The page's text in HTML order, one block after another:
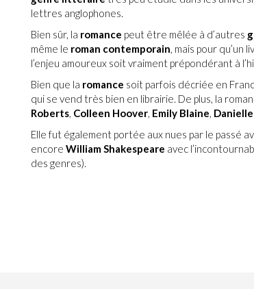
lettres anglophones.
Bien sûr, la romance peut être mêlée à d’autres
même le roman contemporain, mais pour qu’un
l’enjeu amoureux soit vraiment prépondérant à
Bien que la romance soit parfois décriée en
qui se vend très bien en librairie. De plus, la
Roberts, Colleen Hoover, Emily Blaine,
Elle fut également portée aux nues par le passé
encore William Shakespeare avec
des genres).